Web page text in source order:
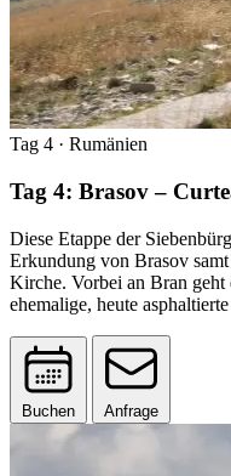
Tag 4 · Rumänien
Tag 4: Brasov –
Diese Etappe der
Erkundung von Brasov
Kirche. Vorbei an Bran geht
ehemalige, heute
Buchen Anfrage